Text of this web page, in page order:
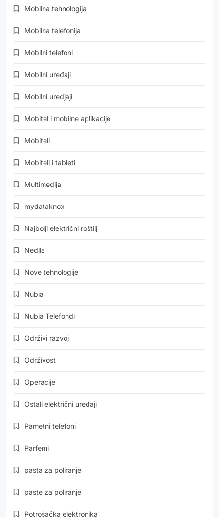
Mobilna tehnologija
Mobilna telefonija
Mobilni telefoni
Mobilni uređaji
Mobilni uredjaji
Mobitel i mobilne aplikacije
Mobiteli
Mobiteli i tableti
Multimedija
mydataknox
Najbolji električni roštilj
Nedila
Nove tehnologije
Nubia
Nubia Telefondi
Održivi razvoj
Održivost
Operacije
Ostali električni uređaji
Pametni telefoni
Parfemi
pasta za poliranje
paste za poliranje
Potrošačka elektronika